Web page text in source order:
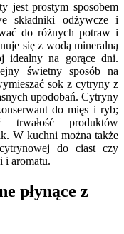
jest prostym sposobem
składniki odżywcze i
do różnych potraw i
się z wodą mineralną
idealny na gorące dni.
świetny sposób na
sok z cytryny z
upodobań. Cytryny
do mięs i ryb;
trwałość produktów
W kuchni można także
do ciast czy
i aromatu.
płynące z